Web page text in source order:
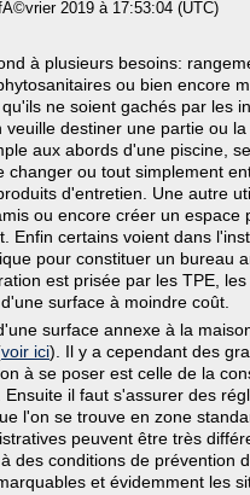
2019 à 17:53:04 (UTC)
à plusieurs besoins:
ou bien encore
ne soient gachés par les
destiner une partie ou
aux abords d'une piscine,
changer ou tout simplement
d'entretien. Une autre
ou encore créer un espace
Enfin certains voient dans
pour constituer un bureau
est prisée par les TPE,
surface à moindre coût.
surface annexe à la
voir ici). Il y a cependant des
à se poser est celle de la
il faut s'assurer des
l'on se trouve en zone
peuvent être très
des conditions de prévention
et évidemment les